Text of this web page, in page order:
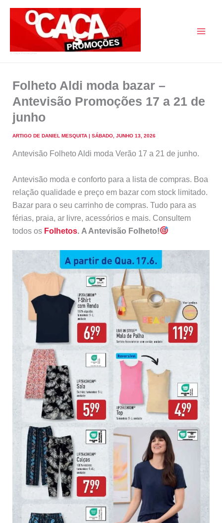
Folheto Aldi moda bazar –
Antevisão Promoções 17 a 21 de
junho
ARTIGO DE DANIEL MESQUITA | SÁBADO, JUNHO 13, 2026
Antevisão Folheto Aldi moda Verão 17 a 21 de junho.
Antevisão moda e conforto para a lista de compras. Boa
relação qualidade e preço em bazar com stock limitado.
Bazar para o seu carrinho de compras. Tudo para as
férias, praia, ar livre, acessórios e mais. Consultem
todos os Folhetos. A Antevisão Folheto!